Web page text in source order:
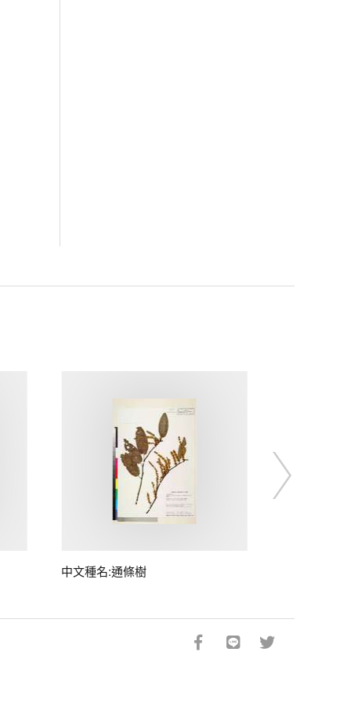
中文種名:通條樹